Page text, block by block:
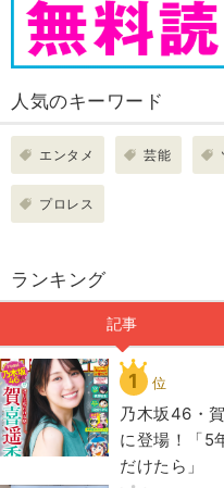
人気のキーワード
エンタメ 芸能
プロレス
ランキング
記事
1 位
乃木坂46・
に登場！「5
だけたら」